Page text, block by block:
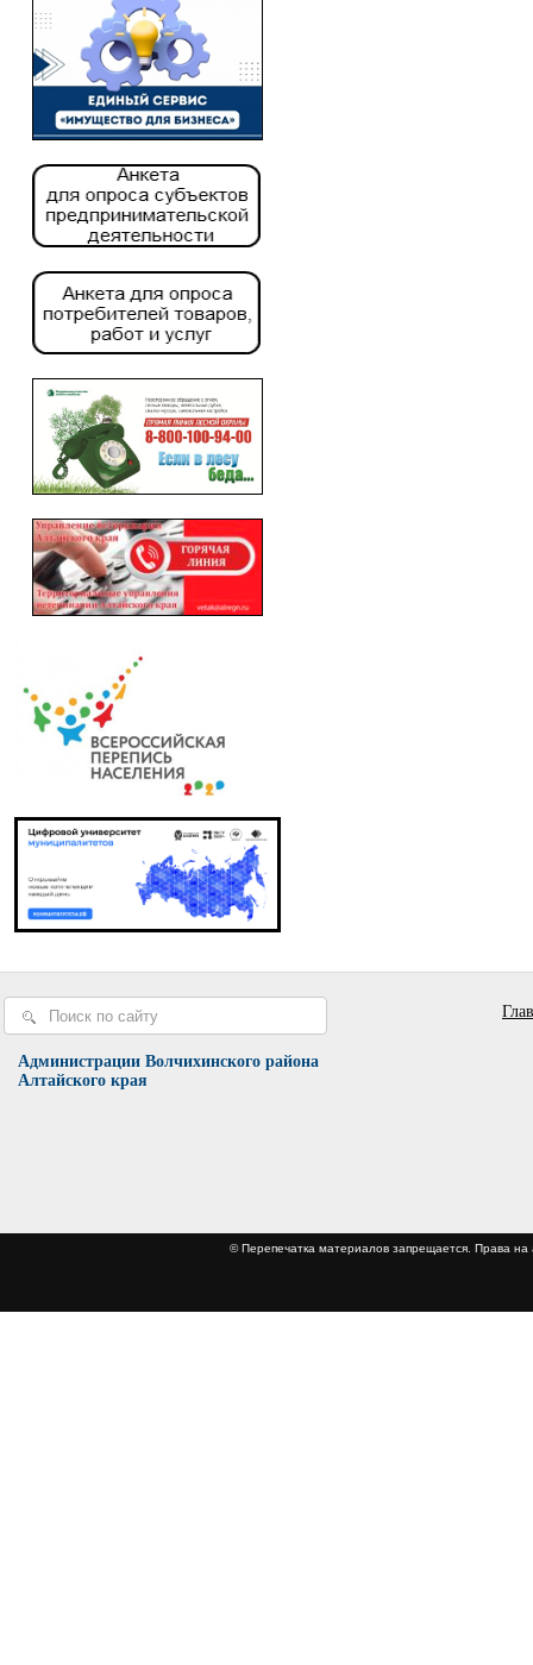
Администрации Волчихинского района
Алтайского края
© Перепечатка материалов запрещается.